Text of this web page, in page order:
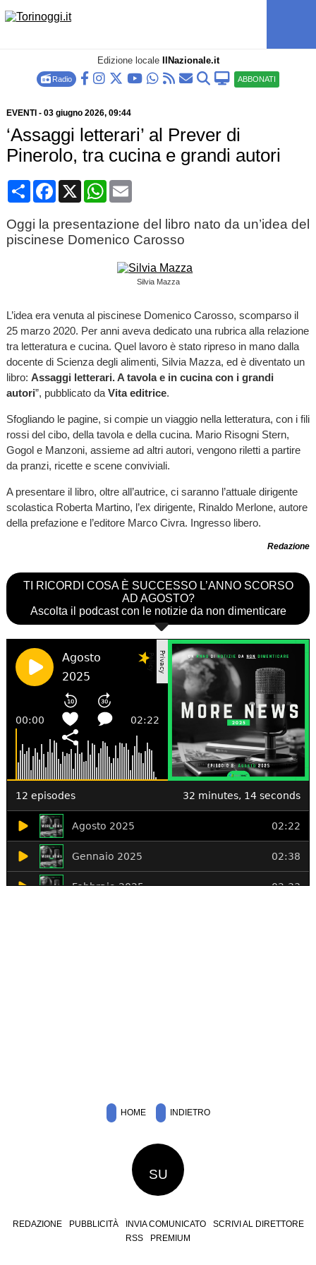
Edizione locale IlNazionale.it
Radio ABBONATI
EVENTI - 03 giugno 2026, 09:44
‘Assaggi letterari’ al Prever di
Pinerolo, tra cucina e grandi autori
CondividiFacebook
X WhatsApp
Email
Oggi la presentazione del libro nato da un’idea del
piscinese Domenico Carosso
Silvia Mazza
L’idea era venuta al piscinese Domenico Carosso, scomparso il
25 marzo 2020. Per anni aveva dedicato una rubrica alla relazione
tra letteratura e cucina. Quel lavoro è stato ripreso in mano dalla
docente di Scienza degli alimenti, Silvia Mazza, ed è diventato un
libro: Assaggi letterari. A tavola e in cucina con i grandi
autori”, pubblicato da Vita editrice.
Sfogliando le pagine, si compie un viaggio nella letteratura, con i fili
rossi del cibo, della tavola e della cucina. Mario Risogni Stern,
Gogol e Manzoni, assieme ad altri autori, vengono riletti a partire
da pranzi, ricette e scene conviviali.
A presentare il libro, oltre all’autrice, ci saranno l’attuale dirigente
scolastica Roberta Martino, l’ex dirigente, Rinaldo Merlone, autore
della prefazione e l’editore Marco Civra. Ingresso libero.
Redazione
TI RICORDI COSA È SUCCESSO L’ANNO SCORSO
AD AGOSTO?
Ascolta il podcast con le notizie da non dimenticare
HOME INDIETRO
SU
REDAZIONE PUBBLICITÀ INVIA COMUNICATO
SCRIVI AL DIRETTORE
RSS
PREMIUM